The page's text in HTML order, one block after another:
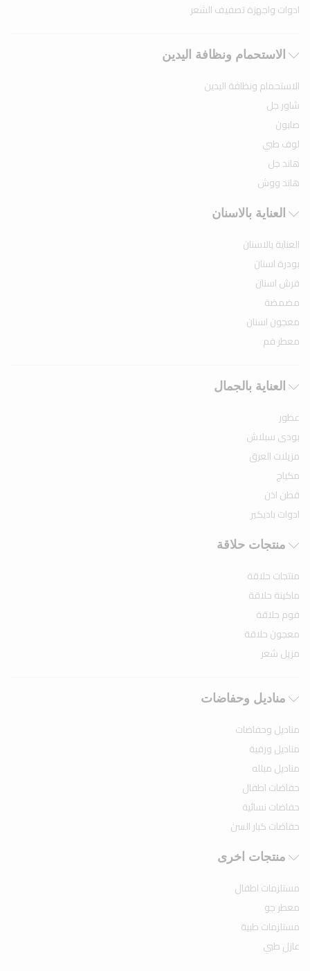
ادوات واجهزة تصفيف الشعر
الاستحمام ونظافة اليدين
الاستحمام ونظافة اليدين
شاور جل
صابون
لوف طبي
هاند جل
هاند ووش
العناية بالاسنان
العناية بالاسنان
بودرة اسنان
فرش اسنان
مضمضة
معجون اسنان
معطر فم
العناية بالجمال
عطور
بودى سبلاش
مزيلات العرق
مكياج
قطن اذن
ادوات باديكير
منتجات حلاقة
منتجات حلاقة
ماكينة حلاقة
فوم حلاقة
معجون حلاقة
مزيل شعر
مناديل وحفاضات
مناديل وحفاضات
مناديل ورقية
مناديل مبلله
حفاضات اطفال
حفاضات نسائية
حفاضات كبار السن
منتجات اخرى
مستلزمات اطفال
معطر جو
مستلزمات طبية
عازل طبي